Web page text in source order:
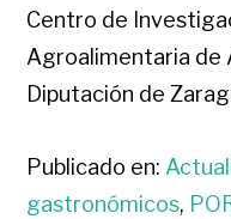
Centro de
Agroalimentaria de
Diputación de
Publicado en:
gastronómicos,